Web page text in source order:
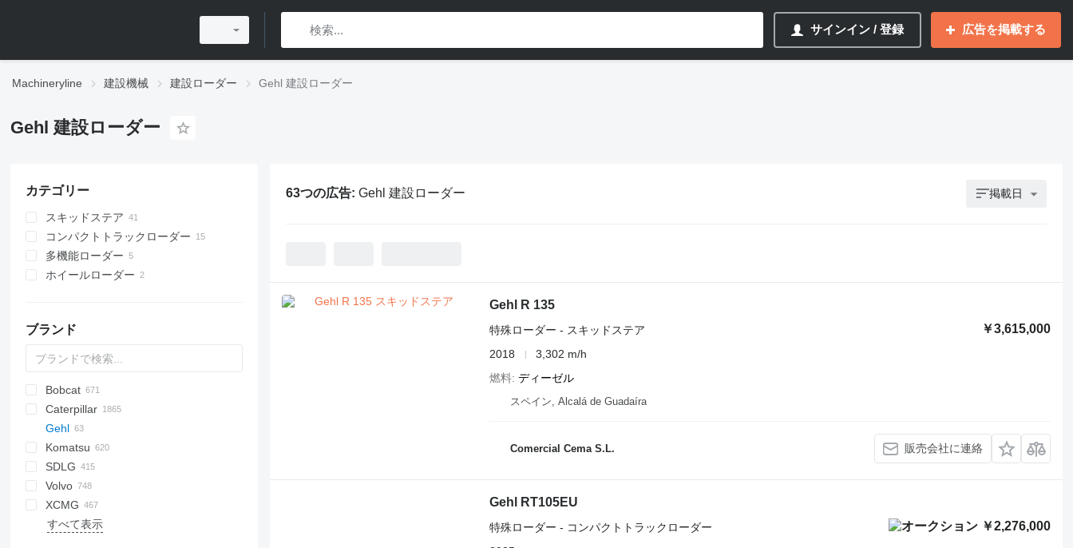
サインイン / 登録 広告を掲載する
Machineryline 建設機械 建設ローダー Gehl 建設ローダー
Gehl 建設ローダー
カテゴリー
スキッドステア
コンパクトトラックローダー
多機能ローダー
ホイールローダー
ブランド
AL
AS
AX
AZ
AR
W series
200 - series
400 - series
500 - series
600 - series
700 - series
TW
Bobcat
463
543
553
743
753
763
863
CK
40XT
321
410
420
445
450
621
Caterpillar
215
216
226
232
236
239D
956
Scorpion
Torion
55
175
Mega
BF
Zeus
R-series
DH
DL
SD
530
W-series
ER
F-series
FL
FR
FL
FR
SL
W-series
W-series
F-series
Gehl
AL
R-series
R135
R165
R260
RT
RT105
RT165
SL
SL 3840
D-series
G1200
G1500
G2200
G2300
44C
44D
55D
60E
B-series
906
HMK
LX
ZW
ZX
ZL
HL-series
HSL
HX-series
YF
2CX
155
205
403
406
EL
331
524
544 J
724
824
DFG
SL
80ZV
90Z7
KM
Komatsu
CK
D series
SK
WA
580
5035
5040
5050
A-series
R-series
A-series
K-Series
L-series
LR
385
836
855
856
L-series
L-series
CDM
LG
ZL
TGL
MP
TH
MT
M series
6
8
AS
AX
P-series
TF
L-series
S-series
1900
2054
AL
50
L-series
LS
TH
W-series
F-series
L-series
OL
PL
PT
RL
SL
TL
HF
SDLG
L-Series
LG
630
636
652
SW
SKL
TL
1622
2024
2028
SL
723
L34
SWL
SWTL
TL
970
TL
Dingo
053
062
VF
S-series
Volvo
840
846
G-series
WL
1140
1160
WG
AR
355
455
Mini
WL
XCMG
LW
XG
V-series
ZL
ZS
すべて表示
63つの広告: Gehl 建設ローダー 掲載日
Gehl R 135
￥3,615,000
特殊ローダー - スキッドステア
2018
3,302 m/h
燃料 ディーゼル
スペイン, Alcalá de Guadaíra
Comercial Cema S.L. 販売会社に連絡
Gehl RT105EU
￥2,276,000
特殊ローダー - コンパクトトラックローダー